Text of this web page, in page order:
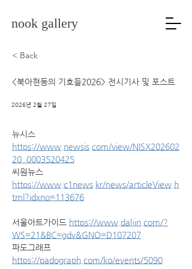
nook gallery
< Back
<북아현동의 기호들2026> 전시기사 및 포스트
2026년 2월 27일
뉴시스
https://www.newsis.com/view/NISX202602
20_0003520425
씨원뉴스
https://www.c1news.kr/news/articleView.h
tml?idxno=113676
서울아트가이드 https://www.daljin.com/?
WS=21&BC=gdv&GNO=D107207
파도그래프
https://padograph.com/ko/events/5090